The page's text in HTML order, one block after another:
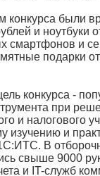
конкурса были
и ноутбуки
смартфонов и
подарки
конкурса -
при
и налогового
изучению и
В
свыше 9000
и IT-служб